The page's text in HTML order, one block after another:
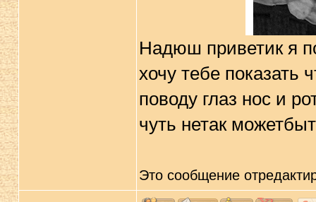
Надюш приветик я
хочу тебе показать
поводу глаз нос и
чуть нетак
Это сообщение